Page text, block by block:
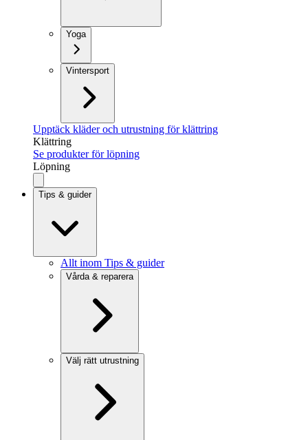
Yoga
Vintersport
Upptäck kläder och utrustning för klättring
Klättring
Se produkter för löpning
Löpning
Tips & guider
Allt inom Tips & guider
Vårda & reparera
Välj rätt utrustning